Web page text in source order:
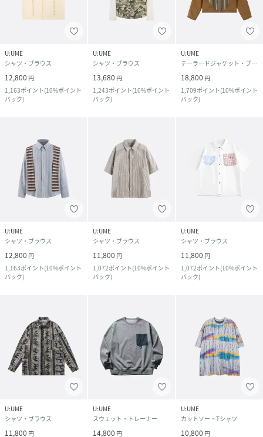
U:UME
シャツ・ブラウス
12,800 円
1,163ポイント(10%ポイント
バック)
U:UME
シャツ・ブラウス
13,680 円
1,243ポイント(10%ポイント
バック)
U:UME
テーラードジャケット・ブレザー
18,800 円
1,709ポイント(10%ポイント
バック)
U:UME
シャツ・ブラウス
12,800 円
1,163ポイント(10%ポイント
バック)
U:UME
シャツ・ブラウス
11,800 円
1,072ポイント(10%ポイント
バック)
U:UME
シャツ・ブラウス
11,800 円
1,072ポイント(10%ポイント
バック)
U:UME
シャツ・ブラウス
11,800 円
U:UME
スウェット・トレーナー
14,800 円
U:UME
カットソー・Tシャツ
10,800 円